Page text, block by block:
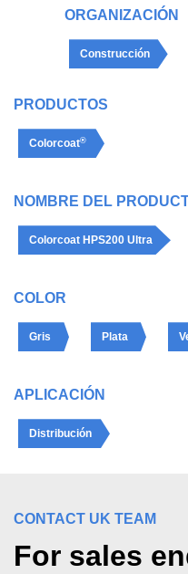
ORGANIZACIÓN
Construcción
PRODUCTOS
Colorcoat®
NOMBRE DEL
Colorcoat HPS200 Ultra
COLOR
Gris Plata
APLICACIÓN
Distribución
CONTACT UK TEAM
For sales